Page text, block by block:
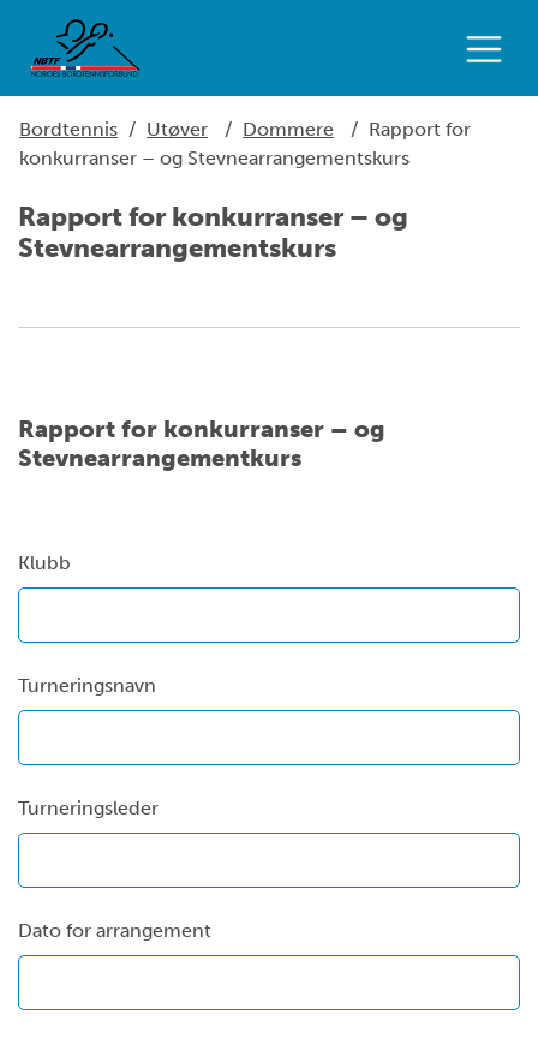
Bordtennis / Utøver / Dommere / Rapport for
konkurranser – og Stevnearrangementskurs
Rapport for konkurranser – og
Stevnearrangementskurs
Rapport for konkurranser – og
Stevnearrangementkurs
Klubb
Turneringsnavn
Turneringsleder
Dato for arrangement